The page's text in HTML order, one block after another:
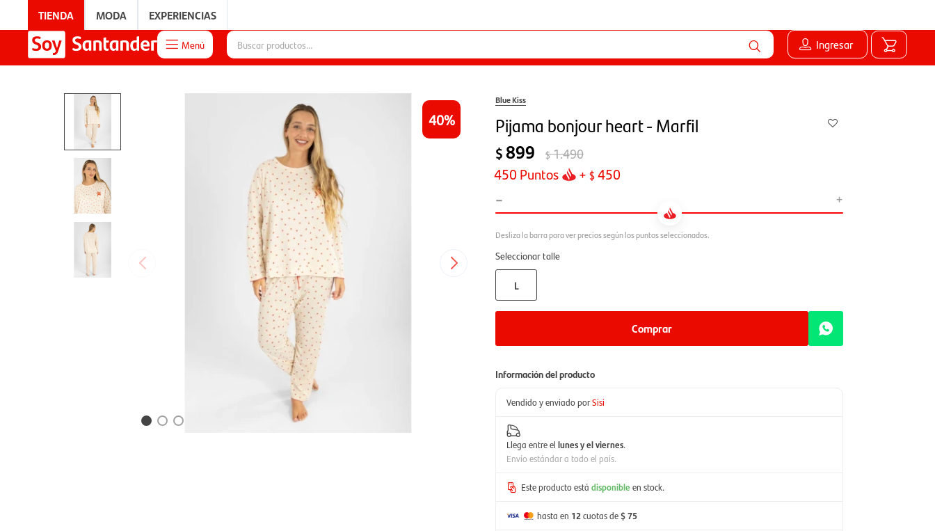
TIENDA MODA EXPERIENCIAS
 Menú Ingresar
40
Blue Kiss
Pijama bonjour heart - Marfil
$899 $1.490
450 Puntos + $450
- +
Seleccionar talle
L
Comprar
Información del producto
Vendido y enviado porSisi
Llega entre el lunes y el viernes.
Envío estándar a todo el país.
Este producto está disponible en stock.
hasta en 12cuotas de$ 75